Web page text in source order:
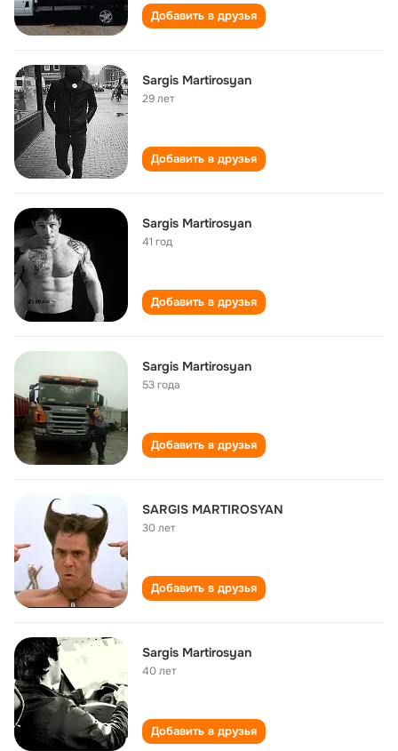
Добавить в друзья
Sargis Martirosyan
29 лет
Добавить в друзья
Sargis Martirosyan
41 год
Добавить в друзья
Sargis Martirosyan
53 года
Добавить в друзья
SARGIS MARTIROSYAN
30 лет
Добавить в друзья
Sargis Martirosyan
40 лет
Добавить в друзья